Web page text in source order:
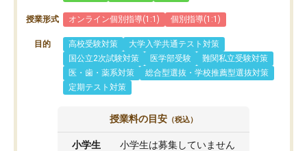
授業形式 オンライン個別指導(1:1) 個別指導(1:1)
目的 高校受験対策
大学入学共通テスト対策
国公立2次試験対策
医学部受験
難関私立受験対策
医・歯・薬系対策
総合型選抜・学校推薦型選抜対策
定期テスト対策
授業料の目安 （税込）
小学生 小学生は募集していません